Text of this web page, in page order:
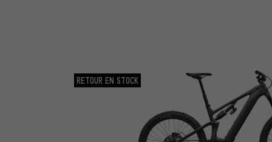
RETOUR EN STOCK